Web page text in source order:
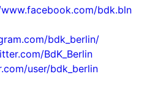
bdk.bln
bdk_berlin/
BdK_Berlin
user/bdk_berlin